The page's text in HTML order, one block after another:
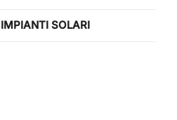
SOLARI